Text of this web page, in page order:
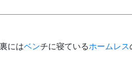
にはベンチに寝ているホームレス